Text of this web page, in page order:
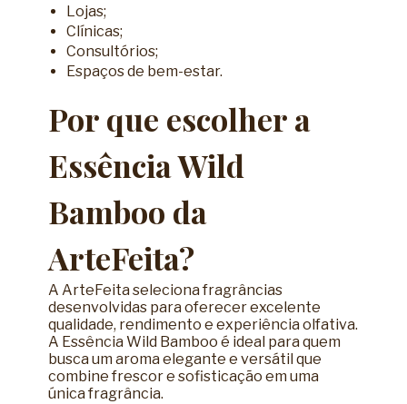
Lojas;
Clínicas;
Consultórios;
Espaços de bem-estar.
Por que escolher a
Essência Wild
Bamboo da
ArteFeita?
A ArteFeita seleciona fragrâncias
desenvolvidas para oferecer excelente
qualidade, rendimento e experiência olfativa.
A Essência Wild Bamboo é ideal para quem
busca um aroma elegante e versátil que
combine frescor e sofisticação em uma
única fragrância.